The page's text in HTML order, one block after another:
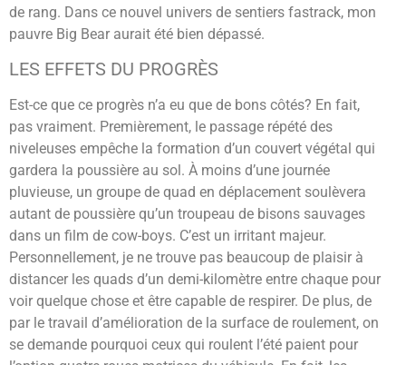
de rang. Dans ce nouvel univers de sentiers fastrack, mon
pauvre Big Bear aurait été bien dépassé.
LES EFFETS DU PROGRÈS
Est-ce que ce progrès n’a eu que de bons côtés? En fait,
pas vraiment. Premièrement, le passage répété des
niveleuses empêche la formation d’un couvert végétal qui
gardera la poussière au sol. À moins d’une journée
pluvieuse, un groupe de quad en déplacement soulèvera
autant de poussière qu’un troupeau de bisons sauvages
dans un film de cow-boys. C’est un irritant majeur.
Personnellement, je ne trouve pas beaucoup de plaisir à
distancer les quads d’un demi-kilomètre entre chaque pour
voir quelque chose et être capable de respirer. De plus, de
par le travail d’amélioration de la surface de roulement, on
se demande pourquoi ceux qui roulent l’été paient pour